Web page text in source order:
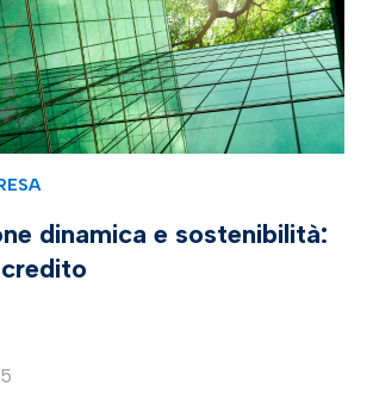
dinamica e sostenibilità: